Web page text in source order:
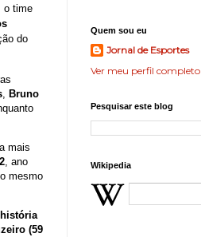
o time
do
, Bruno
mais
, ano
mesmo
(59
Quem sou eu
Jornal de Esportes
Ver meu perfil completo
Pesquisar este blog
Wikipedia